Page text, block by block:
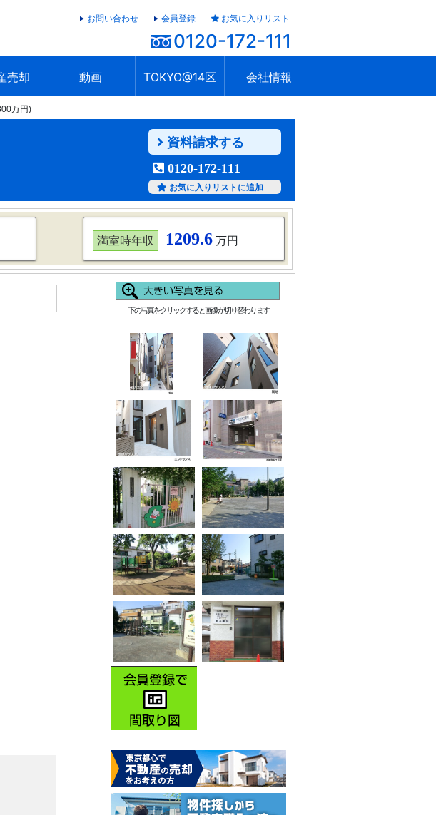
お問い合わせ 会員登録 お気に入りリスト
0120-172-111
売却
却トップ
査定
却の流れ
却 Q&A
の不動産売買
動画
住まなび
TVCMギャラリー
放送スケジュール
お客様の声
TOKYO@14区
TOKYO@14区トップ
ブランド 高級住宅街
住まいのお役立ち
税・住宅ローン
不動産投資のポイント
防災！東京の地震
地域情報「東京さんぽ」
会社情報
会社概要
アクセス
住建ハウジング上原支店
住建ハウジング中野
採用情報
万円)
資料請求する
0120-172-111
お気に入りリストに追加
満室時年収 1209.6 万円
下の写真をクリックすると画像が切り替わります